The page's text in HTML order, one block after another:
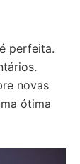
perfeita.
novas
ótima